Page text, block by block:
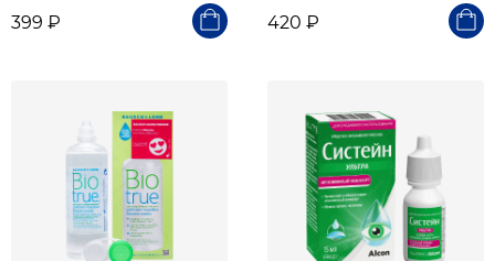
399 ₽
420 ₽